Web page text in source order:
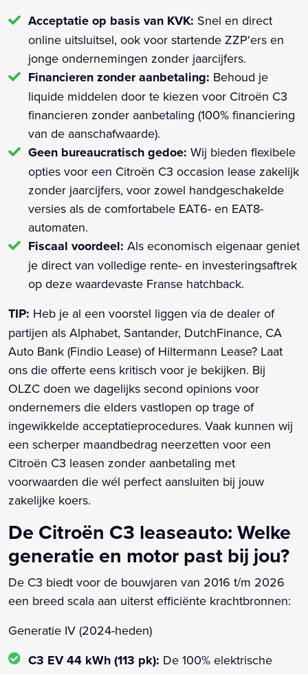
Acceptatie op basis van KVK: Snel en direct
online uitsluitsel, ook voor startende ZZP'ers en
jonge ondernemingen zonder jaarcijfers.
Financieren zonder aanbetaling: Behoud je
liquide middelen door te kiezen voor Citroën C3
financieren zonder aanbetaling (100% financiering
van de aanschafwaarde).
Geen bureaucratisch gedoe: Wij bieden flexibele
opties voor een Citroën C3 occasion lease zakelijk
zonder jaarcijfers, voor zowel handgeschakelde
versies als de comfortabele EAT6- en EAT8-
automaten.
Fiscaal voordeel: Als economisch eigenaar geniet
je direct van volledige rente- en investeringsaftrek
op deze waardevaste Franse hatchback.
TIP: Heb je al een voorstel liggen via de dealer of
partijen als Alphabet, Santander, DutchFinance, CA
Auto Bank (Findio Lease) of Hiltermann Lease? Laat
ons die offerte eens kritisch voor je bekijken. Bij
OLZC doen we dagelijks second opinions voor
ondernemers die elders vastlopen op trage of
ingewikkelde acceptatieprocedures. Vaak kunnen wij
een scherper maandbedrag neerzetten voor een
Citroën C3 leasen zonder aanbetaling met
voorwaarden die wél perfect aansluiten bij jouw
zakelijke koers.
De Citroën C3 leaseauto: Welke
generatie en motor past bij jou?
De C3 biedt voor de bouwjaren van 2016 t/m 2026
een breed scala aan uiterst efficiënte krachtbronnen:
Generatie IV (2024-heden)
C3 EV 44 kWh (113 pk): De 100% elektrische